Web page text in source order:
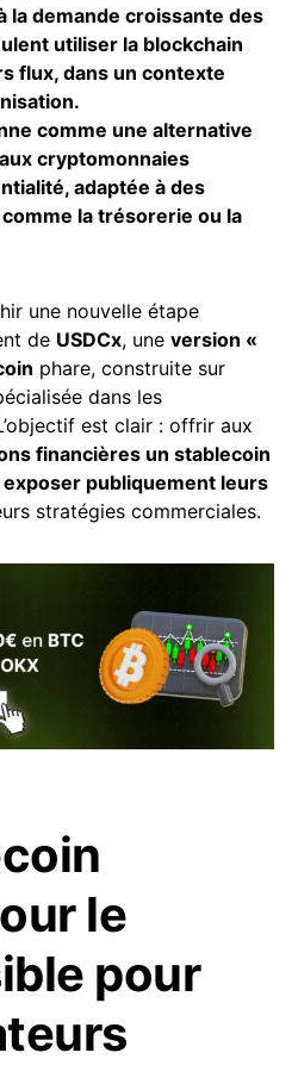
la demande croissante des
utiliser la blockchain
flux, dans un contexte
comme une alternative
cryptomonnaies
adaptée à des
la trésorerie ou la
une nouvelle étape
de USDCx, une version «
phare, construite sur
dans les
est clair : offrir aux
financières un stablecoin
publiquement leurs
stratégies commerciales.
le
pour